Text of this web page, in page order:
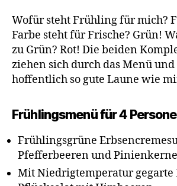
Wofür steht Frühling für mich?
Farbe steht für Frische? Grün!
zu Grün? Rot! Die beiden
ziehen sich durch das Menü
hoffentlich so gute Laune wie
Frühlingsmenü für 4
Frühlingsgrüne
Pfefferbeeren und
Mit Niedrigtemperatur gegarte